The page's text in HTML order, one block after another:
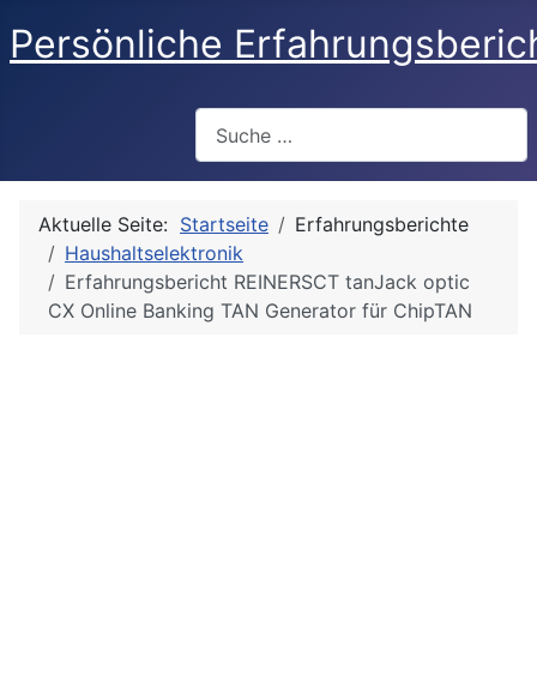
Persönliche
Aktuelle Seite: Startseite
Erfahrungsberichte
Haushaltselektronik
Erfahrungsbericht REINERSCT tanJack optic
CX Online Banking TAN Generator für ChipTAN